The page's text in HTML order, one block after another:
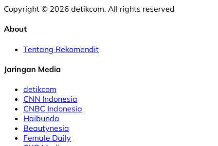
Copyright © 2026 detikcom. All rights reserved
About
Tentang Rekomendit
Jaringan Media
detikcom
CNN Indonesia
CNBC Indonesia
Haibunda
Beautynesia
Female Daily